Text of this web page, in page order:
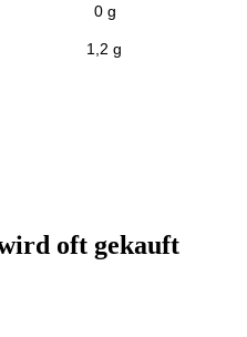
0 g
g
oft gekauft